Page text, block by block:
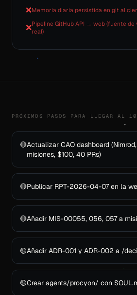
❌Memoria diaria persistida en git al
❌Pipeline GitHub API → web (fuente de
real)
PRÓXIMOS PASOS PARA LLEGAR AL
🔴Actualizar CAO dashboard
misiones, $100, 40 PRs)
🔴Publicar RPT-2026-04-07 en la
🔴Añadir MIS-00055, 056, 057 a
🟡Añadir ADR-001 y ADR-002 a /
🟡Crear agents/procyon/ con